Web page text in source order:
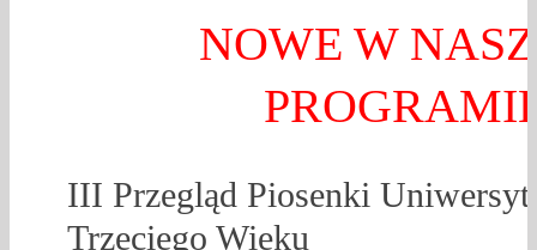
NOWE W
III Przegląd Piosenki
Trzeciego Wieku